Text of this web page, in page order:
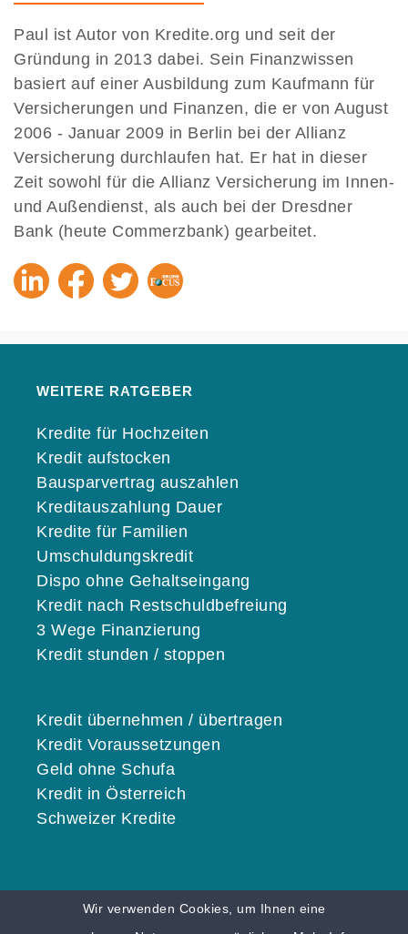
Paul ist Autor von Kredite.org und seit der
Gründung in 2013 dabei. Sein Finanzwissen
basiert auf einer Ausbildung zum Kaufmann für
Versicherungen und Finanzen, die er von August
2006 - Januar 2009 in Berlin bei der Allianz
Versicherung durchlaufen hat. Er hat in dieser
Zeit sowohl für die Allianz Versicherung im Innen-
und Außendienst, als auch bei der Dresdner
Bank (heute Commerzbank) gearbeitet.
WEITERE RATGEBER
Kredite für Hochzeiten
Kredit aufstocken
Bausparvertrag auszahlen
Kreditauszahlung Dauer
Kredite für Familien
Umschuldungskredit
Dispo ohne Gehaltseingang
Kredit nach Restschuldbefreiung
3 Wege Finanzierung
Kredit stunden / stoppen
Kredit übernehmen / übertragen
Kredit Voraussetzungen
Geld ohne Schufa
Kredit in Österreich
Schweizer Kredite
Wir verwenden Cookies, um Ihnen eine